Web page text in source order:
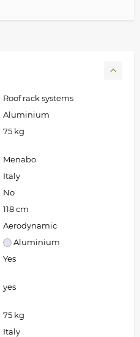
Roof rack systems
Aluminium
75 kg
Menabo
Italy
No
118 cm
Aerodynamic
Aluminium
Yes
yes
75 kg
Italy